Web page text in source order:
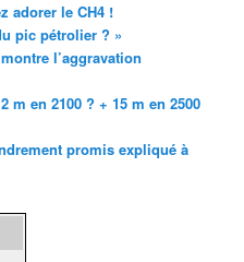
adorer le CH4 !
pic pétrolier ? »
l’aggravation
m en 2100 ? + 15 m en 2500
promis expliqué à